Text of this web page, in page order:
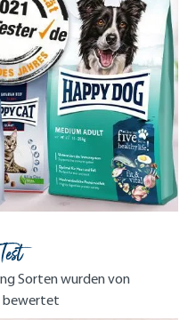
Sorten wurden von
bewertet